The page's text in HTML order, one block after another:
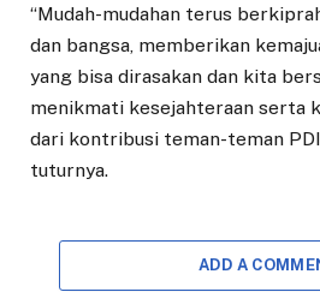
“Mudah-mudahan terus
dan bangsa, memberikan
yang bisa dirasakan dan kita
menikmati kesejahteraan serta
dari kontribusi teman-teman PDI
tuturnya.
ADD A